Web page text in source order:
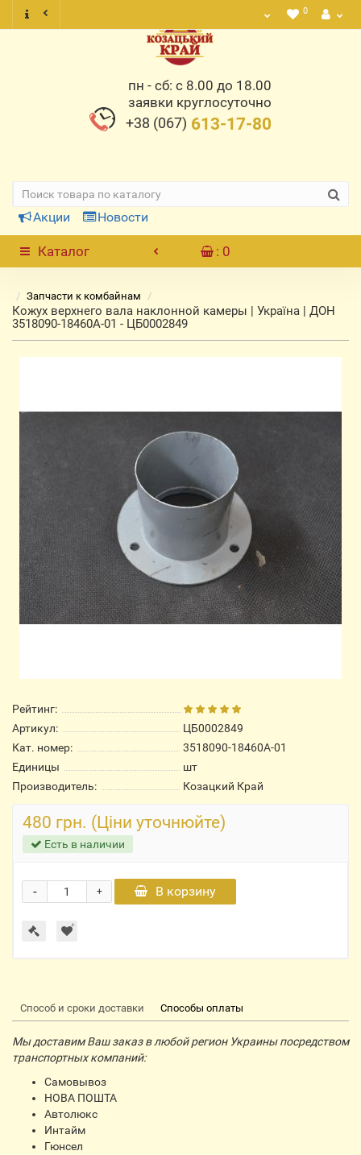
0
пн - сб: с 8.00 до 18.00
заявки круглосуточно
+38 (067) 613-17-80
Акции Новости
Каталог : 0
Запчасти к комбайнам
Кожух верхнего вала наклонной камеры | Україна | ДОН
3518090-18460А-01 - ЦБ0002849
Рейтинг:
Артикул:
ЦБ0002849
Кат. номер:
3518090-18460А-01
Единицы
шт
Производитель:
Козацкий Край
480 грн. (Ціни уточнюйте)
Есть в наличии
+
- В корзину
Способ и сроки доставки Способы оплаты
Мы доставим Ваш заказ в любой регион Украины посредством
транспортных компаний:
Самовывоз
НОВА ПОШТА
Автолюкс
Интайм
Гюнсел